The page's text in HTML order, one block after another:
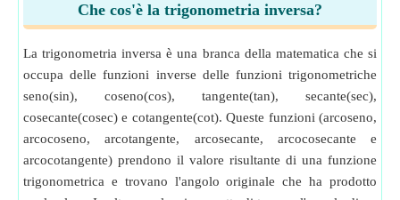
Che cos'è la trigonometria inversa?
La trigonometria inversa è una branca della matematica che si
occupa delle funzioni inverse delle funzioni trigonometriche
seno(sin), coseno(cos), tangente(tan), secante(sec),
cosecante(cosec) e cotangente(cot). Queste funzioni (arcoseno,
arcocoseno, arcotangente, arcosecante, arcocosecante e
arcocotangente) prendono il valore risultante di una funzione
trigonometrica e trovano l'angolo originale che ha prodotto